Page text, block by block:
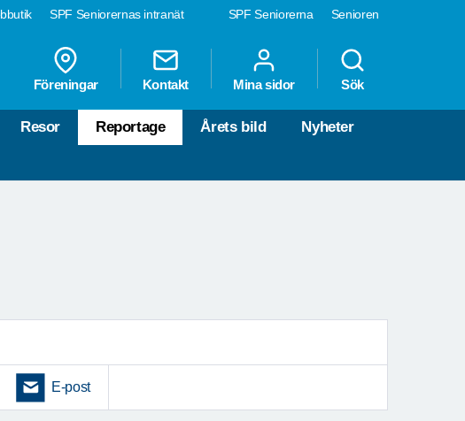
SPF Seniorerna Senioren
SPF Seniorernas intranät
Föreningar Kontakt Mina sidor Sök
Resor Reportage Årets bild Nyheter
E-post